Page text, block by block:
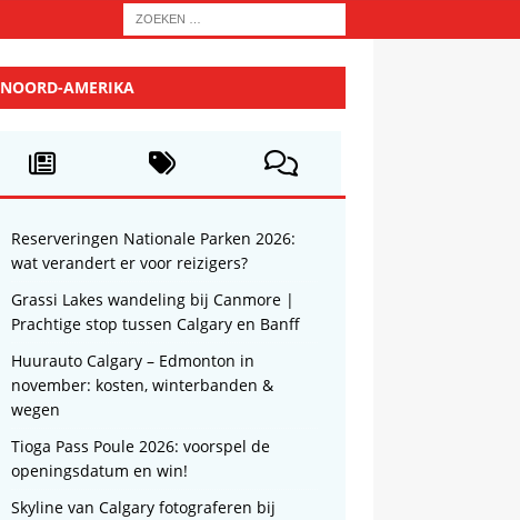
NOORD-AMERIKA
Reserveringen Nationale Parken 2026:
wat verandert er voor reizigers?
Grassi Lakes wandeling bij Canmore |
Prachtige stop tussen Calgary en Banff
Huurauto Calgary – Edmonton in
november: kosten, winterbanden &
wegen
Tioga Pass Poule 2026: voorspel de
openingsdatum en win!
Skyline van Calgary fotograferen bij